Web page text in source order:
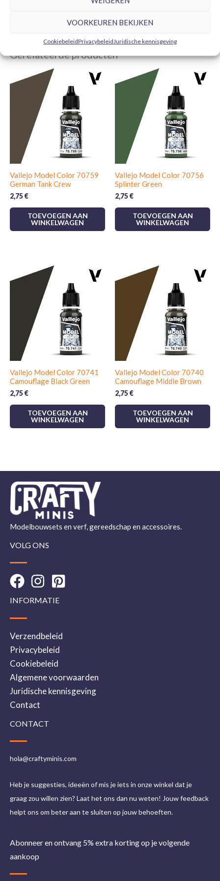
VOORKEUREN BEKIJKEN
CookiebeleidPrivacybeleidJuridische kennisgeving
Gerelateerde producten
Vallejo Model Color 70759
German Tank Crew
2,75€
TOEVOEGEN AAN
WINKELWAGEN
Vallejo Model Color 70756
Splinter Green
2,75€
TOEVOEGEN AAN
WINKELWAGEN
Vallejo Model Color 70741
Camouflage Black Green
2,75€
TOEVOEGEN AAN
WINKELWAGEN
Vallejo Model Color 70740
Camouflage Middle Brown
2,75€
TOEVOEGEN AAN
WINKELWAGEN
Modelbouwsets en verf, gereedschap en accessoires.
VOLG ONS
INFORMATIE
Verzendbeleid
Privacybeleid
Cookiebeleid
Algemene voorwaarden
Juridische kennisgeving
Contact
CONTACT
hola@craftyminis.com
Heb je suggesties, ideeën of mis je iets in onze winkel dat je
graag zou willen zien? Laat het ons dan nu weten! Jouw feedback
helpt ons om beter aan te sluiten op jouw behoeften.
Abonneer en ontvang 5% extra korting op je volgende
aankoop